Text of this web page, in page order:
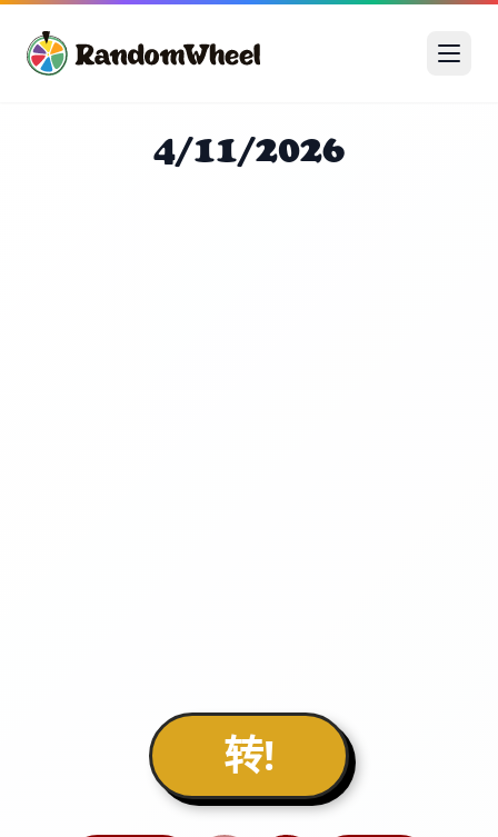
4/11/2026
转!